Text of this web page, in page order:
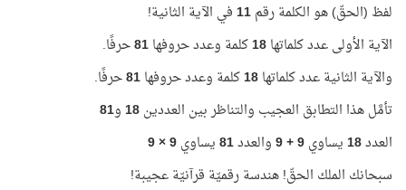
لفظ (الحقّ) هو الكلمة رقم11في الآية الثانية!
الآية الأولى عدد كلماتها18كلمة وعدد حروفها81حرفًا.
والآية الثانية عدد كلماتها18كلمة وعدد حروفها81حرفًا.
تأمَّل هذا التطابق العجيب والتناظر بين العددين18و81
العدد18يساوي9 +
9والعدد81يساوي9 ×
9
سبحانك الملك الحقّ! هندسة رقميّة قرآنيّة عجيبة!